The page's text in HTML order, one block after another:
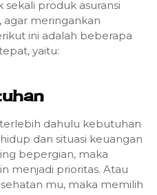
sekali produk asuransi
agar meringankan
ini adalah beberapa
yaitu:
dahulu kebutuhan
dan situasi keuangan
bepergian, maka
menjadi prioritas. Atau
mu, maka memilih